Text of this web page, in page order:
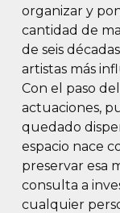
organizar y
cantidad de
de seis
artistas más
Con el paso
actuaciones,
quedado
espacio nace
preservar esa
consulta a
cualquier